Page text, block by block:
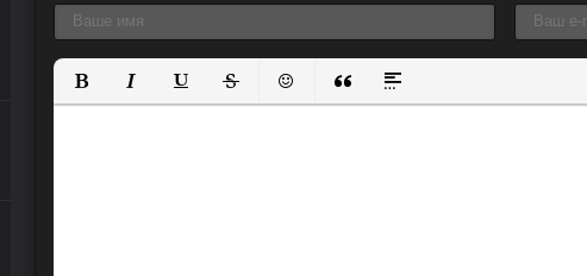
Полужирный
КурсивПодчеркнутый
ЗачеркнутыйВставить смайлик
Вставка цитаты
Вставка спойлера